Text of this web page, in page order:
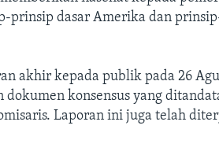
prinsip dasar Amerika dan
akhir kepada publik pada 26
konsensus yang
Laporan ini juga telah